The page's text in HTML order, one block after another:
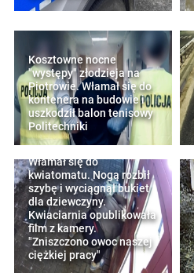
Kosztowne nocne
"występy" złodzieja na
Piotrowie. Włamał się do
kontenera na budowie i
uszkodził balon tenisowy
Politechniki
Włamał się do
kwiatomatu. Nogą rozbił
szybę i wyciągnął bukiet
dla dziewczyny.
Kwiaciarnia opublikowała
film z kamery.
"Zniszczono owoc naszej
ciężkiej pracy"